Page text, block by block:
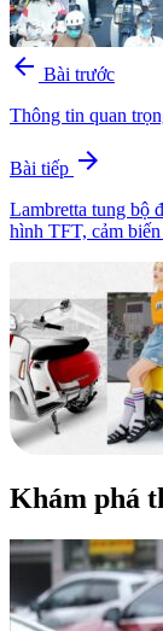
arrow_back Bài trước
Thông tin quan
Bài tiếp arrow_forward
Lambretta tung bộ
hình TFT, cảm
Khám phá